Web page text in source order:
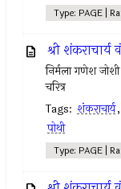
Type: PAGE |
श्री
निर्मला गणेश जोशी
चरित्र
Tags: शंकराचार्य,
पोथी
Type: PAGE |